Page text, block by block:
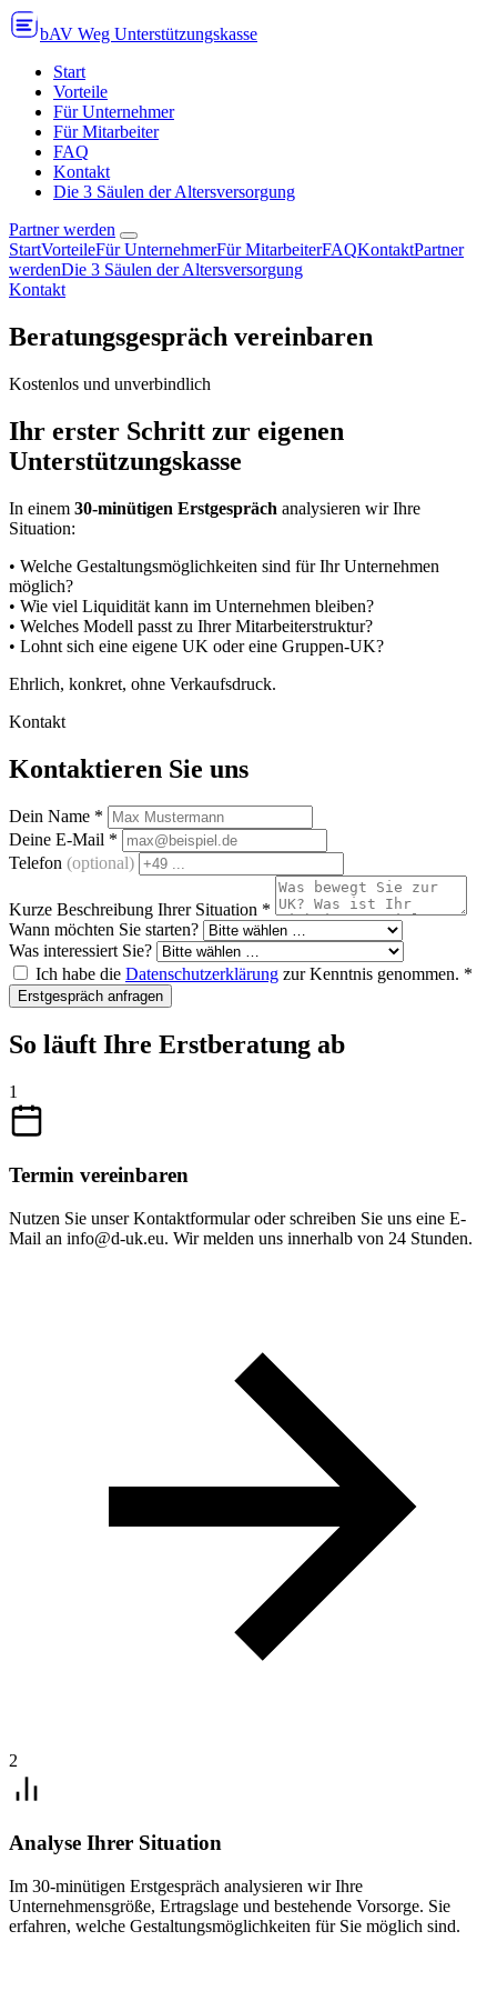
bAV Weg Unterstützungskasse
Start
Vorteile
Für Unternehmer
Für Mitarbeiter
FAQ
Kontakt
Die 3 Säulen der Altersversorgung
Partner werden
StartVorteileFür UnternehmerFür MitarbeiterFAQKontaktPartner
werdenDie 3 Säulen der Altersversorgung
Kontakt
Beratungsgespräch vereinbaren
Kostenlos und unverbindlich
Ihr erster Schritt zur eigenen
Unterstützungskasse
In einem 30-minütigen Erstgespräch analysieren wir Ihre
Situation:
• Welche Gestaltungsmöglichkeiten sind für Ihr Unternehmen
möglich?
• Wie viel Liquidität kann im Unternehmen bleiben?
• Welches Modell passt zu Ihrer Mitarbeiterstruktur?
• Lohnt sich eine eigene UK oder eine Gruppen-UK?
Ehrlich, konkret, ohne Verkaufsdruck.
Kontakt
Kontaktieren Sie uns
Dein Name *
Deine E-Mail *
Telefon (optional)
Kurze Beschreibung Ihrer Situation *
Wann möchten Sie starten?
Was interessiert Sie?
Ich habe die Datenschutzerklärung zur Kenntnis genommen. *
Erstgespräch anfragen
So läuft Ihre Erstberatung ab
1
Termin vereinbaren
Nutzen Sie unser Kontaktformular oder schreiben Sie uns eine E-
Mail an info@d-uk.eu. Wir melden uns innerhalb von 24 Stunden.
2
Analyse Ihrer Situation
Im 30-minütigen Erstgespräch analysieren wir Ihre
Unternehmensgröße, Ertragslage und bestehende Vorsorge. Sie
erfahren, welche Gestaltungsmöglichkeiten für Sie möglich sind.